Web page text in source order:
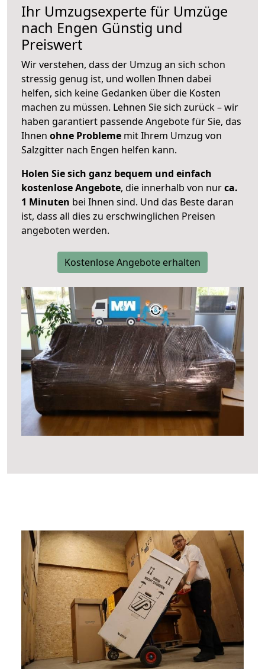
Ihr Umzugsexperte für Umzüge
nach Engen Günstig und
Preiswert
Wir verstehen, dass der Umzug an sich schon
stressig genug ist, und wollen Ihnen dabei
helfen, sich keine Gedanken über die Kosten
machen zu müssen. Lehnen Sie sich zurück – wir
haben garantiert passende Angebote für Sie, das
Ihnen ohne Probleme mit Ihrem Umzug von
Salzgitter nach Engen helfen kann.
Holen Sie sich ganz bequem und einfach
kostenlose Angebote, die innerhalb von nurca.
1 Minuten bei Ihnen sind. Und das Beste daran
ist, dass all dies zu erschwinglichen Preisen
angeboten werden.
Kostenlose Angebote erhalten